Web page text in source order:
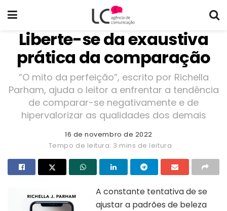
Liberte-se da exaustiva
prática da comparação
“O mito da perfeição”, escrito por Richella
Parham, ajuda o leitor a enfrentar a tendência
de comparar-se negativamente e de
hipervalorizar as qualidades dos demais
16 de novembro de 2022
Tempo de leitura: 3 mins de leitura
A constante tentativa de se
ajustar a padrões de beleza